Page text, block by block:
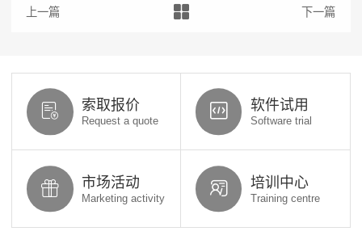
上一篇：​精雕细琢，智造之基：SOLIDWORKS在精密模具设计与
下一篇：
索取报价
Request a quote
软件试用
Software trial
市场活动
Marketing activity
培训中心
Training centre